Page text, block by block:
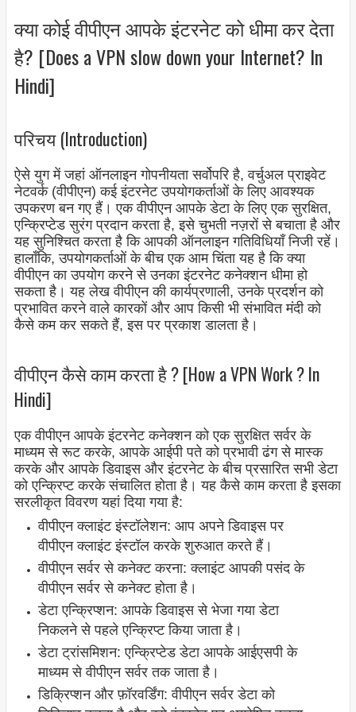
क्या कोई वीपीएन आपके इंटरनेट को धीमा कर देता
है? [Does a VPN slow down your Internet? In
Hindi]
परिचय (Introduction)
ऐसे युग में जहां ऑनलाइन गोपनीयता सर्वोपरि है, वर्चुअल प्राइवेट
नेटवर्क (वीपीएन) कई इंटरनेट उपयोगकर्ताओं के लिए आवश्यक
उपकरण बन गए हैं। एक वीपीएन आपके डेटा के लिए एक सुरक्षित,
एन्क्रिप्टेड सुरंग प्रदान करता है, इसे चुभती नज़रों से बचाता है और
यह सुनिश्चित करता है कि आपकी ऑनलाइन गतिविधियाँ निजी रहें।
हालाँकि, उपयोगकर्ताओं के बीच एक आम चिंता यह है कि क्या
वीपीएन का उपयोग करने से उनका इंटरनेट कनेक्शन धीमा हो
सकता है। यह लेख वीपीएन की कार्यप्रणाली, उनके प्रदर्शन को
प्रभावित करने वाले कारकों और आप किसी भी संभावित मंदी को
कैसे कम कर सकते हैं, इस पर प्रकाश डालता है।
वीपीएन कैसे काम करता है ? [How a VPN Work ? In
Hindi]
एक वीपीएन आपके इंटरनेट कनेक्शन को एक सुरक्षित सर्वर के
माध्यम से रूट करके, आपके आईपी पते को प्रभावी ढंग से मास्क
करके और आपके डिवाइस और इंटरनेट के बीच प्रसारित सभी डेटा
को एन्क्रिप्ट करके संचालित होता है। यह कैसे काम करता है इसका
सरलीकृत विवरण यहां दिया गया है:
वीपीएन क्लाइंट इंस्टॉलेशन: आप अपने डिवाइस पर
वीपीएन क्लाइंट इंस्टॉल करके शुरुआत करते हैं।
वीपीएन सर्वर से कनेक्ट करना: क्लाइंट आपकी पसंद के
वीपीएन सर्वर से कनेक्ट होता है।
डेटा एन्क्रिप्शन: आपके डिवाइस से भेजा गया डेटा
निकलने से पहले एन्क्रिप्ट किया जाता है।
डेटा ट्रांसमिशन: एन्क्रिप्टेड डेटा आपके आईएसपी के
माध्यम से वीपीएन सर्वर तक जाता है।
डिक्रिप्शन और फ़ॉरवर्डिंग: वीपीएन सर्वर डेटा को